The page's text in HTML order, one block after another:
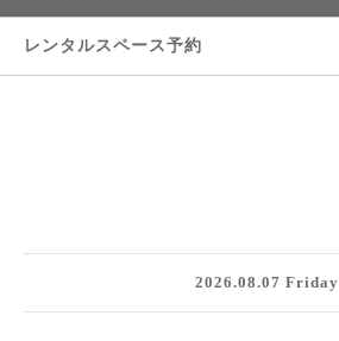
レンタルスペース予約
2026.08.07 Friday